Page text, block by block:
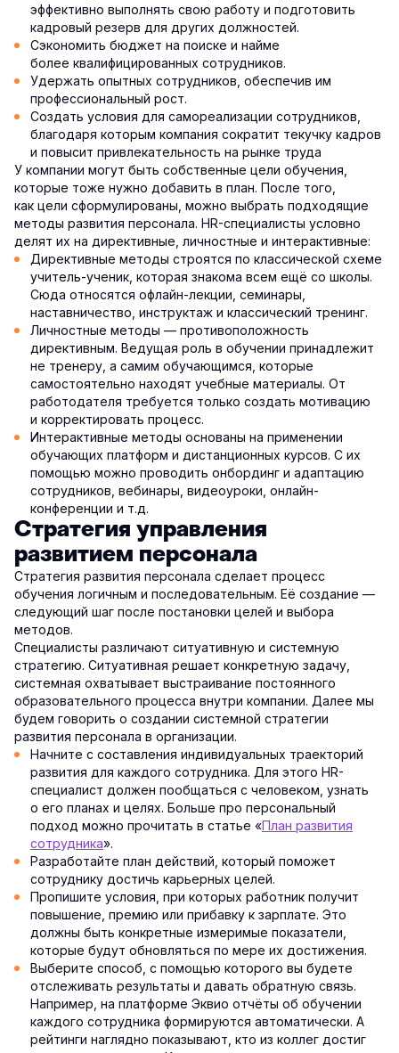
эффективно выполнять свою работу и подготовить
кадровый резерв для других должностей.
Сэкономить бюджет на поиске и найме
более квалифицированных сотрудников.
Удержать опытных сотрудников, обеспечив им
профессиональный рост.
Создать условия для самореализации сотрудников,
благодаря которым компания сократит текучку кадров
и повысит привлекательность на рынке труда
У компании могут быть собственные цели обучения,
которые тоже нужно добавить в план. После того,
как цели сформулированы, можно выбрать подходящие
методы развития персонала. HR-специалисты условно
делят их на директивные, личностные и интерактивные:
Директивные методы строятся по классической схеме
учитель-ученик, которая знакома всем ещё со школы.
Сюда относятся офлайн-лекции, семинары,
наставничество, инструктаж и классический тренинг.
Личностные методы — противоположность
директивным. Ведущая роль в обучении принадлежит
не тренеру, а самим обучающимся, которые
самостоятельно находят учебные материалы. От
работодателя требуется только создать мотивацию
и корректировать процесс.
Интерактивные методы основаны на применении
обучающих платформ и дистанционных курсов. С их
помощью можно проводить онбординг и адаптацию
сотрудников, вебинары, видеоуроки, онлайн-
конференции и т.д.
Стратегия управления
развитием персонала
Стратегия развития персонала сделает процесс
обучения логичным и последовательным. Её создание —
следующий шаг после постановки целей и выбора
методов.
Специалисты различают ситуативную и системную
стратегию. Ситуативная решает конкретную задачу,
системная охватывает выстраивание постоянного
образовательного процесса внутри компании. Далее мы
будем говорить о создании системной стратегии
развития персонала в организации.
Начните с составления индивидуальных траекторий
развития для каждого сотрудника. Для этого HR-
специалист должен пообщаться с человеком, узнать
о его планах и целях. Больше про персональный
подход можно прочитать в статье «План развития
сотрудника».
Разработайте план действий, который поможет
сотруднику достичь карьерных целей.
Пропишите условия, при которых работник получит
повышение, премию или прибавку к зарплате. Это
должны быть конкретные измеримые показатели,
которые будут обновляться по мере их достижения.
Выберите способ, с помощью которого вы будете
отслеживать результаты и давать обратную связь.
Например, на платформе Эквио отчёты об обучении
каждого сотрудника формируются автоматически. А
рейтинги наглядно показывают, кто из коллег достиг